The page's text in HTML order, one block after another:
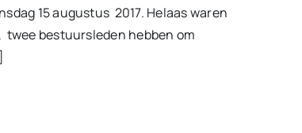
15 augustus 2017. Helaas waren
bestuursleden hebben om